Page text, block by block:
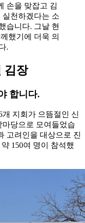
손을 맞잡고 김
천하겠다는 소
습니다. 그날 현
했기에 더욱 의
.
김장
합니다.
지회가 으뜸절인 신
당으로 모여들었습
고려인을 대상으로 진
150여 명이 참석했